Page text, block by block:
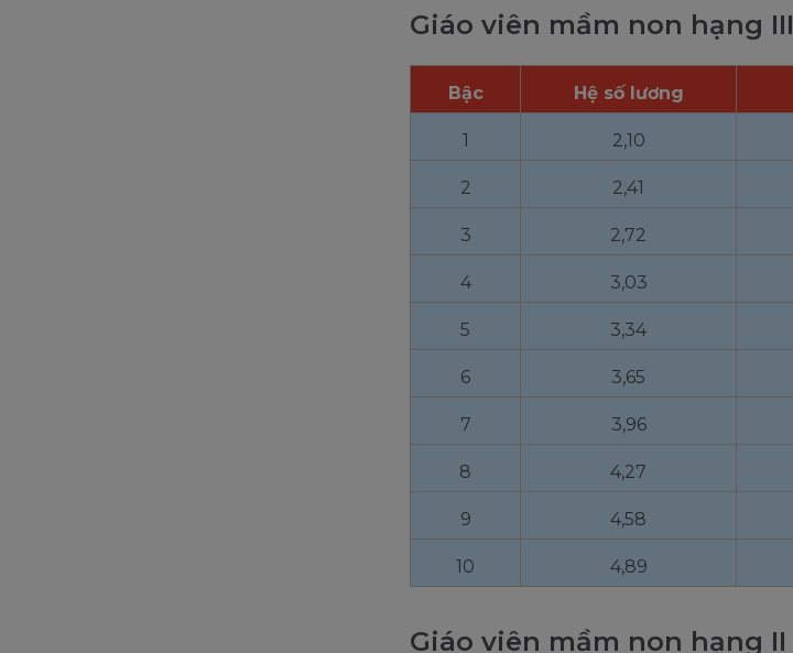
Giáo viên mầm non hạng III
Bậc Hệ số lương
1 2,10
2 2,41
3 2,72
4 3,03
5 3,34
6 3,65
7 3,96
8 4,27
9 4,58
10 4,89
Giáo viên mầm non hạng II